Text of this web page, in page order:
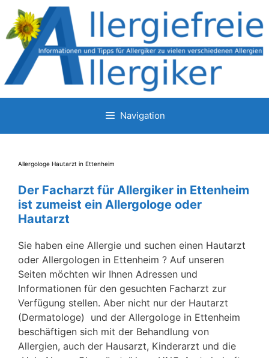
Zum
Inhalt
springen
Navigation
Allergologe Hautarzt in Ettenheim
Der Facharzt für Allergiker in Ettenheim
ist zumeist ein Allergologe oder
Hautarzt
Sie haben eine Allergie und suchen einen Hautarzt
oder Allergologen in Ettenheim ? Auf unseren
Seiten möchten wir Ihnen Adressen und
Informationen für den gesuchten Facharzt zur
Verfügung stellen. Aber nicht nur der Hautarzt
(Dermatologe) und der Allergologe in Ettenheim
beschäftigen sich mit der Behandlung von
Allergien, auch der Hausarzt, Kinderarzt und die